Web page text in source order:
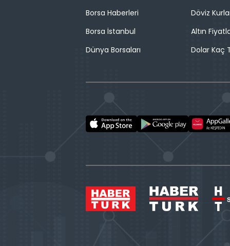
Borsa Haberleri
Borsa İstanbul
Dünya Borsaları
Döviz
Altın
Dolar Kaç